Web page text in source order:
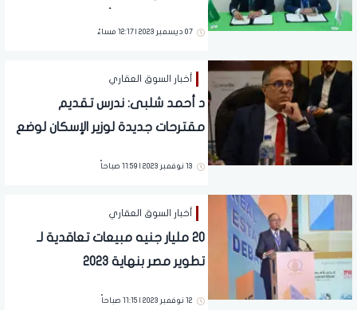
المستدامة بمشروع إلمونت الجلالة
07 ديسمبر 2023 | 12:17 مساءً
أخبار السوق العقاري
د أحمد شلبى: ندرس تقديم
مقترحات جديدة لوزير الإسكان لوضع
13 نوفمبر 2023 | 11:59 صباحاً
أخبار السوق العقاري
20 مليار جنيه مبيعات تعاقدية لـ
تطوير مصر بنهاية 2023
12 نوفمبر 2023 | 11:15 صباحاً